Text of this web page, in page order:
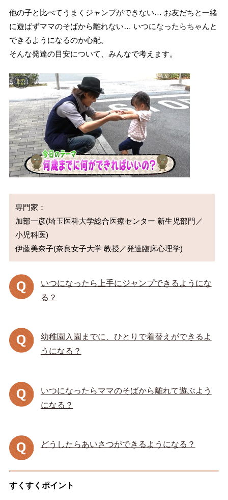
他の子と比べてうまくジャンプができない… お友だちと一緒
に遊ばずママのそばから離れない… いつになったらちゃんと
できるようになるのか心配。
そんな発達の目安について、みんなで考えます。
専門家：
加部一彦(埼玉医科大学総合医療センター 新生児部門／
小児科医)
いつになったら上手にジャンプできるようにな
る？
幼稚園入園までに、ひとりで着替えができるよ
うになる？
いつになったらママのそばから離れて遊ぶよう
になる？
どうしたらあいさつができるようになる？
すくすくポイント